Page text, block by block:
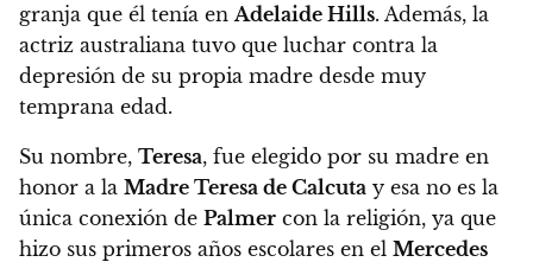
granja que él tenía en Adelaide Hills. Además, la
actriz australiana tuvo que luchar contra la
depresión de su propia madre desde muy
temprana edad.
Su nombre, Teresa, fue elegido por su madre en
honor a la Madre Teresa de Calcuta y esa no es la
única conexión de Palmer con la religión, ya que
hizo sus primeros años escolares en el Mercedes